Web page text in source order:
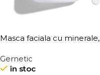
Masca faciala cu minerale,
hidratare si regenerare
Masque Marin
Gernetic
în stoc